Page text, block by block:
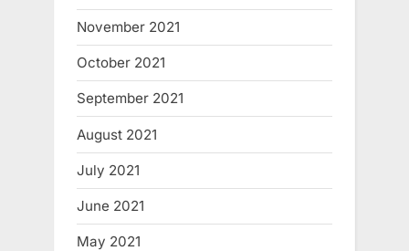
November 2021
October 2021
September 2021
August 2021
July 2021
June 2021
May 2021